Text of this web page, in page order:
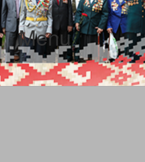
Menu
SKIP TO CONTENT